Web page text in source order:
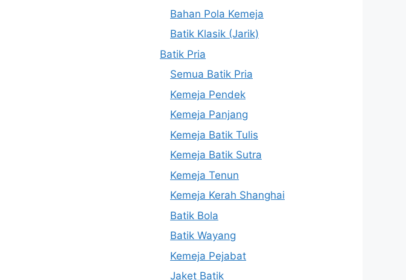
Bahan Pola Kemeja
Batik Klasik (Jarik)
Batik Pria
Semua Batik Pria
Kemeja Pendek
Kemeja Panjang
Kemeja Batik Tulis
Kemeja Batik Sutra
Kemeja Tenun
Kemeja Kerah Shanghai
Batik Bola
Batik Wayang
Kemeja Pejabat
Jaket Batik